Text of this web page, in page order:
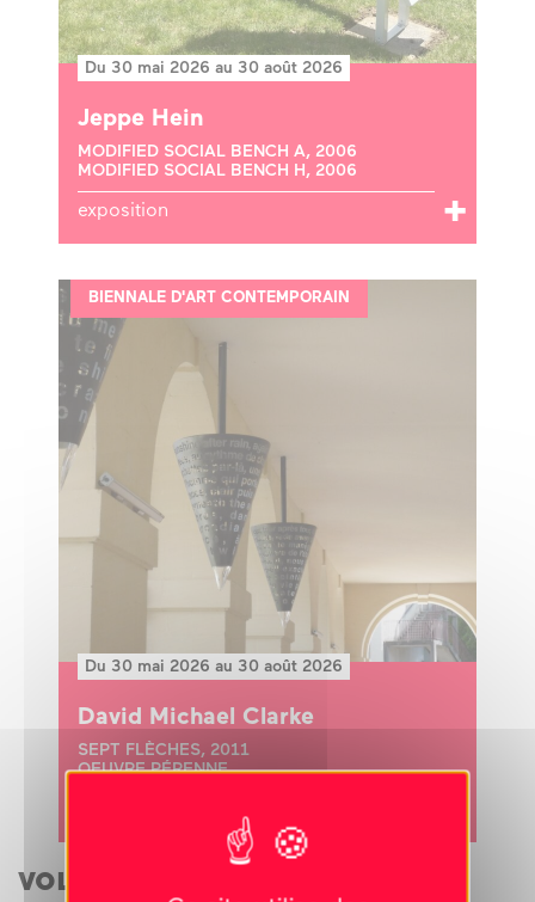
Du 30 mai 2026 au 30 août 2026
Jeppe Hein
MODIFIED SOCIAL BENCH A, 2006
MODIFIED SOCIAL BENCH H, 2006
exposition
BIENNALE D'ART CONTEMPORAIN
Du 30 mai 2026 au 30 août 2026
David Michael Clarke
SEPT FLÈCHES, 2011
OEUVRE PÉRENNE
vous aimerez aussi